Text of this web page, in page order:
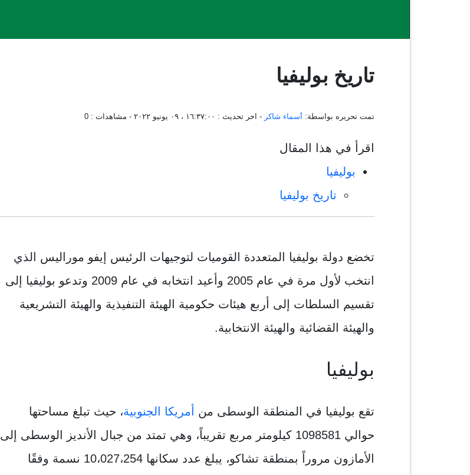
تاريخ بوليفيا
تمت تحريره بواسطة: أسماء شاكر - اخر تحديث : ١٦:٣٧:٠٠ ، ٠٩ يونيو ٢٠٢٢ - مشاهدات : 0
اقرأ في هذا المقال
بوليفيا
تاريخ بوليفيا
تخضع دولة بوليفيا المتعددة القوميات لتوجيهات الرئيس إيفو موراليس الذي
انتخب لأول مرة في عام 2005 وأعيد انتخابه في عام 2009 وتدعو بوليفيا إلى
تقسيم السلطات إلى أربع هيئات حكومية الهيئة التنفيذية والهيئة التشريعية
والهيئة القضائية والهيئة الانتخابية.
بوليفيا
تقع بوليفيا في المنطقة الوسطى من أمريكا الجنوبية، حيث تبلغ مساحتها
حوالي 1098581 كيلومتر مربع تقريباً، وهي تمتد من جبال الأنديز الوسطى إلى
الأمازون مروراً بمنطقة تشاكو، يبلغ عدد سكانها 10،027،254 نسمة وفقًا